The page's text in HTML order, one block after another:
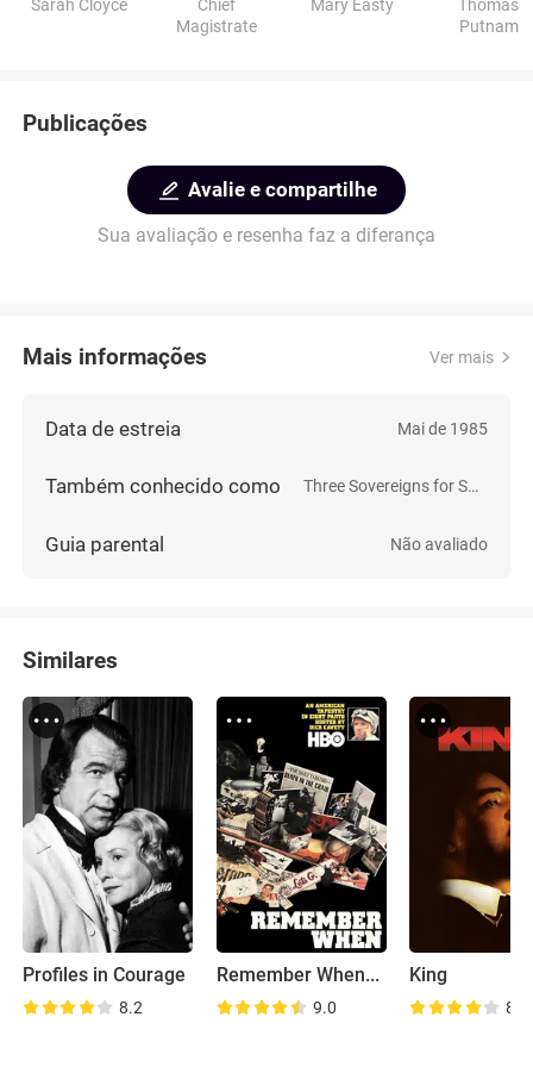
Sarah Cloyce
Chief
Magistrate
Mary Easty
Thomas
Putnam
Publicações
Avalie e compartilhe
Sua avaliação e resenha faz a diferança
Mais informações Ver mais
Data de estreia Mai de 1985
Também conhecido como Three Sovereigns for Sarah
Guia parental Não avaliado
Similares
Profiles in Courage
8.2
Remember When...
9.0
King
8.0